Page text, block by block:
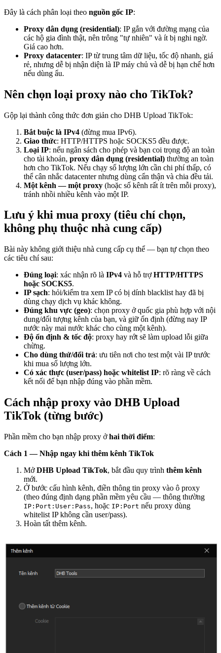
Đây là cách phân loại theo nguồn gốc IP:
Proxy dân dụng (residential): IP gắn với đường mạng của
các hộ gia đình thật, nên trông "tự nhiên" và ít bị nghi ngờ.
Giá cao hơn.
Proxy datacenter: IP từ trung tâm dữ liệu, tốc độ nhanh, giá
rẻ, nhưng dễ bị nhận diện là IP máy chủ và dễ bị hạn chế hơn
nếu dùng ẩu.
Nên chọn loại proxy nào cho TikTok?
Gộp lại thành công thức đơn giản cho DHB Upload TikTok:
Bắt buộc là IPv4 (đừng mua IPv6).
Giao thức: HTTP/HTTPS hoặc SOCKS5 đều được.
Loại IP: nếu ngân sách cho phép và bạn coi trọng độ an toàn
cho tài khoản, proxy dân dụng (residential) thường an toàn
hơn cho TikTok. Nếu chạy số lượng lớn cần chi phí thấp, có
thể cân nhắc datacenter nhưng dùng cẩn thận và chia đều tải.
Một kênh — một proxy (hoặc số kênh rất ít trên mỗi proxy),
tránh nhồi nhiều kênh vào một IP.
Lưu ý khi mua proxy (tiêu chí chọn,
không phụ thuộc nhà cung cấp)
Bài này không giới thiệu nhà cung cấp cụ thể — bạn tự chọn theo
các tiêu chí sau:
Đúng loại: xác nhận rõ là IPv4 và hỗ trợHTTP/HTTPS
hoặc SOCKS5.
IP sạch: hỏi/kiểm tra xem IP có bị dính blacklist hay đã bị
dùng chạy dịch vụ khác không.
Đúng khu vực (geo): chọn proxy ở quốc gia phù hợp với nội
dung/đối tượng kênh của bạn, và giữ ổn định (đừng nay IP
nước này mai nước khác cho cùng một kênh).
Độ ổn định & tốc độ: proxy hay rớt sẽ làm upload lỗi giữa
chừng.
Cho dùng thử/đổi trả: ưu tiên nơi cho test một vài IP trước
khi mua số lượng lớn.
Có xác thực (user/pass) hoặc whitelist IP: rõ ràng về cách
kết nối để bạn nhập đúng vào phần mềm.
Cách nhập proxy vào DHB Upload
TikTok (từng bước)
Phần mềm cho bạn nhập proxy ởhai thời điểm:
Cách 1 — Nhập ngay khi thêm kênh TikTok
MởDHB Upload TikTok, bắt đầu quy trình thêm kênh
mới.
Ở bước cấu hình kênh, điền thông tin proxy vào ô proxy
(theo đúng định dạng phần mềm yêu cầu — thông thường
IP:Port:User:Pass, hoặc IP:Port nếu proxy dùng
whitelist IP không cần user/pass).
Hoàn tất thêm kênh.